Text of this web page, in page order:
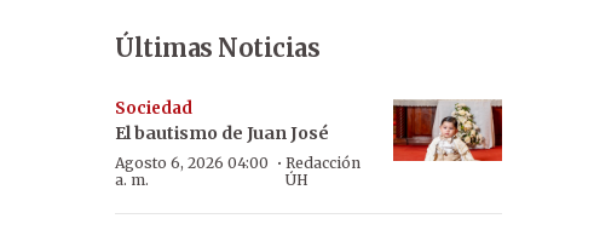
Últimas Noticias
Sociedad
El bautismo de Juan José
Agosto 6, 2026 04:00
a. m.
· Redacción
ÚH